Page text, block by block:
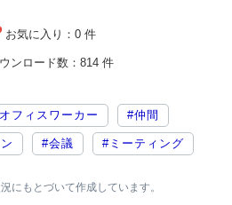
お気に入り：0 件
ンロード数：814 件
フィスワーカー #仲間
#会議 #ミーティング
にもとづいて作成しています。